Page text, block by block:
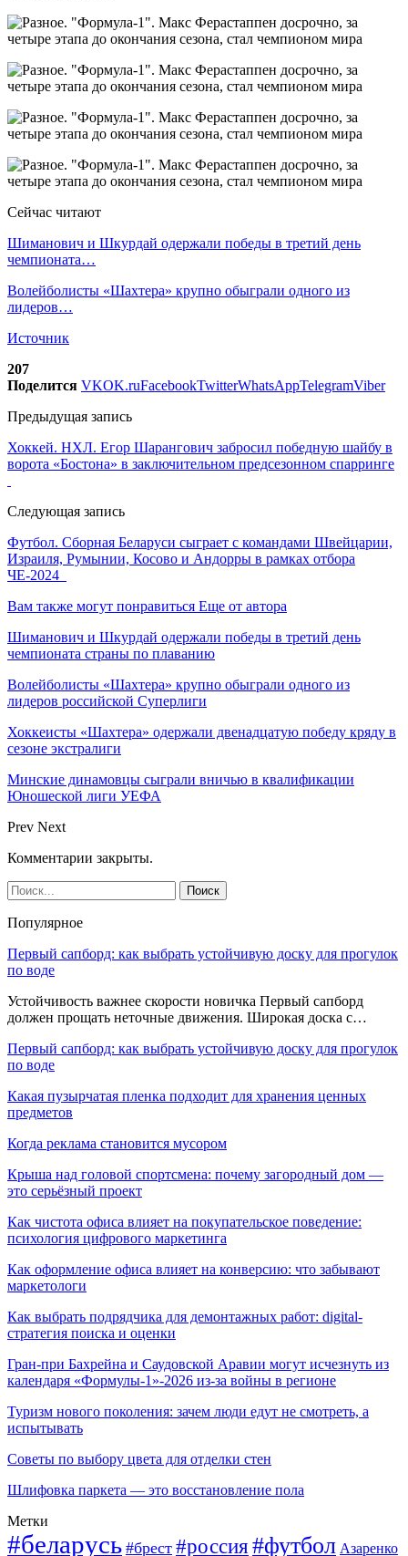
Сейчас читают
Шиманович и Шкурдай одержали победы в третий день
чемпионата…
Волейболисты «Шахтера» крупно обыграли одного из
лидеров…
Источник
207
Поделится VKOK.ruFacebookTwitterWhatsAppTelegramViber
Предыдущая запись
Хоккей. НХЛ. Егор Шарангович забросил победную шайбу в
ворота «Бостона» в заключительном предсезонном спарринге
Следующая запись
Футбол. Сборная Беларуси сыграет с командами Швейцарии,
Израиля, Румынии, Косово и Андорры в рамках отбора
ЧЕ-2024
Вам также могут понравиться Еще от автора
Шиманович и Шкурдай одержали победы в третий день
чемпионата страны по плаванию
Волейболисты «Шахтера» крупно обыграли одного из
лидеров российской Суперлиги
Хоккеисты «Шахтера» одержали двенадцатую победу кряду в
сезоне экстралиги
Минские динамовцы сыграли вничью в квалификации
Юношеской лиги УЕФА
Prev Next
Комментарии закрыты.
Популярное
Первый сапборд: как выбрать устойчивую доску для прогулок
по воде
Устойчивость важнее скорости новичка Первый сапборд
должен прощать неточные движения. Широкая доска с…
Первый сапборд: как выбрать устойчивую доску для прогулок
по воде
Какая пузырчатая пленка подходит для хранения ценных
предметов
Когда реклама становится мусором
Крыша над головой спортсмена: почему загородный дом —
это серьёзный проект
Как чистота офиса влияет на покупательское поведение:
психология цифрового маркетинга
Как оформление офиса влияет на конверсию: что забывают
маркетологи
Как выбрать подрядчика для демонтажных работ: digital-
стратегия поиска и оценки
Гран-при Бахрейна и Саудовской Аравии могут исчезнуть из
календаря «Формулы-1»-2026 из-за войны в регионе
Туризм нового поколения: зачем люди едут не смотреть, а
испытывать
Советы по выбору цвета для отделки стен
Шлифовка паркета — это восстановление пола
Метки
#беларусь #брест #россия#футбол Азаренко